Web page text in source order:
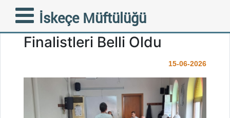
İskeçe Müftülüğü
Kur’an-ı Kerim, Ezan, Ve
Tecvid Yarışmalarının
Finalistleri Belli Oldu
15-06-2026